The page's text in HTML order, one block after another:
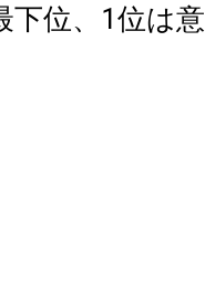
下位、1位は